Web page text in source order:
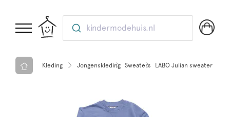
kindermodehuis.nl
Kleding Jongenskleding Sweaters LABO Julian sweater Blue